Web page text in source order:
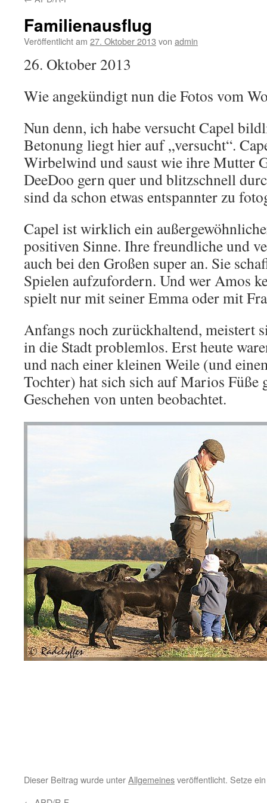
Familienausflug
Veröffentlicht am 27. Oktober 2013 von admin
26. Oktober 2013
Wie angekündigt nun die Fotos vom
Nun denn, ich habe versucht Capel
Betonung liegt hier auf „versucht“.
Wirbelwind und saust wie ihre Mutter
DeeDoo gern quer und blitzschnell
sind da schon etwas entspannter zu
Capel ist wirklich ein
positiven Sinne. Ihre freundliche und
auch bei den Großen super an. Sie
Spielen aufzufordern. Und wer Amos
spielt nur mit seiner Emma oder mit
Anfangs noch zurückhaltend, meistert
in die Stadt problemlos. Erst heute
und nach einer kleinen Weile (und
Tochter) hat sich sich auf Marios Füße
Geschehen von unten beobachtet.
Dieser Beitrag wurde unterAllgemeinesveröffentlicht. Setze